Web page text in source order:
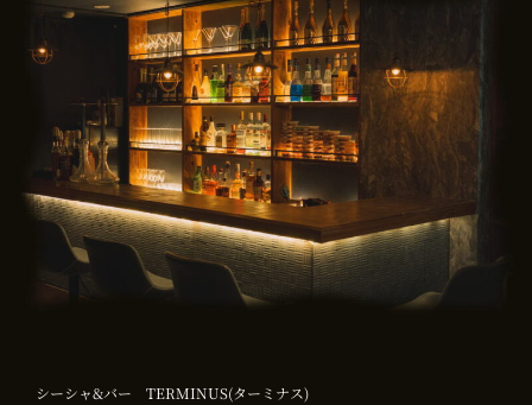
シーシャ&バー TERMINUS(ターミナス)